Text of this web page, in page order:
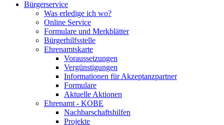
Bürgerservice
Was erledige ich wo?
Online Service
Formulare und Merkblätter
Bürgerhilfsstelle
Ehrenamtskarte
Voraussetzungen
Vergünstigungen
Informationen für Akzeptanzpartner
Formulare
Aktuelle Aktionen
Ehrenamt - KOBE
Nachbarschaftshilfen
Projekte